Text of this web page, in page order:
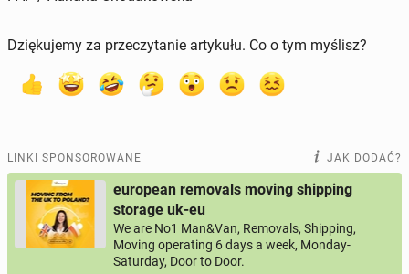
Dziękujemy za przeczytanie artykułu. Co o tym myślisz?
LINKI SPONSOROWANE JAK DODAĆ?
european removals moving shipping
storage uk-eu
We are No1 Man&Van, Removals, Shipping,
Moving operating 6 days a week, Monday-
Saturday, Door to Door.